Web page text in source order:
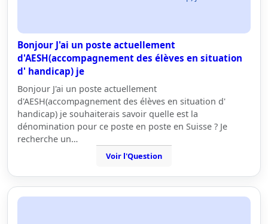
Bonjour J'ai un poste actuellement
d'AESH(accompagnement des élèves en situation
d' handicap) je
Bonjour J'ai un poste actuellement
d'AESH(accompagnement des élèves en situation d'
handicap) je souhaiterais savoir quelle est la
dénomination pour ce poste en poste en Suisse ? Je
recherche un…
Voir l'Question